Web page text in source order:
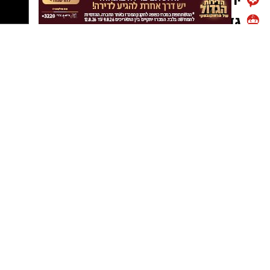
"שאלתם אותה האם היא מעוניינת להשתתף